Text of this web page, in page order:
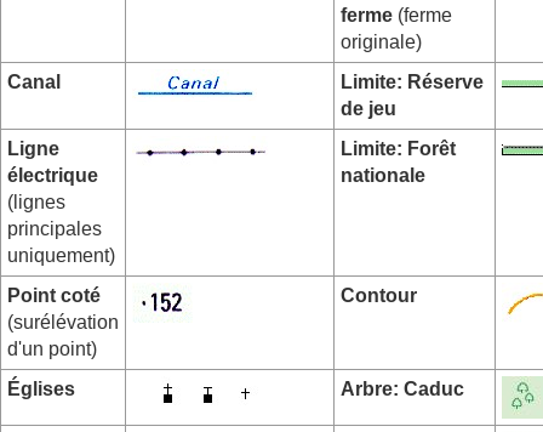
ferme (ferme
originale)
Canal
Limite: Réserve
de jeu
Ligne
électrique
(lignes
principales
uniquement)
Limite: Forêt
nationale
Point coté
(surélévation
d'un point)
Contour
Églises Arbre: Caduc